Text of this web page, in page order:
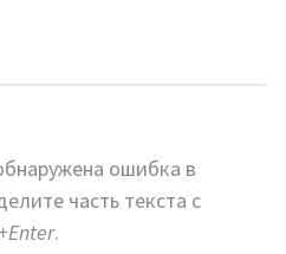
ошибка в
часть текста с
.